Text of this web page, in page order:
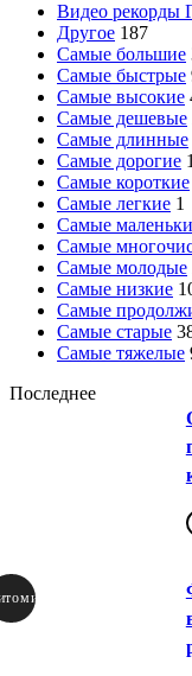
Видео рекорды
Другое 187
Самые большие
Самые быстрые
Самые высокие
Самые дешевые
Самые длинные
Самые дорогие
Самые короткие
Самые легкие 1
Самые
Самые
Самые молодые
Самые низкие
Самые
Самые старые
Самые тяжелые
Последнее